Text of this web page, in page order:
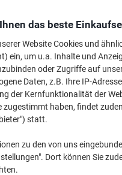
das beste
Website Cookies und
ein, um u.a. Inhalte und
oder Zugriffe auf
Daten, z.B. Ihre IP-
der Kernfunktionalität der
zugestimmt haben, findet
statt.
zu den von uns
Dort können Sie